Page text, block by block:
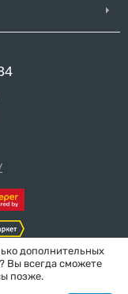
дополнительных
Вы всегда сможете
позже.